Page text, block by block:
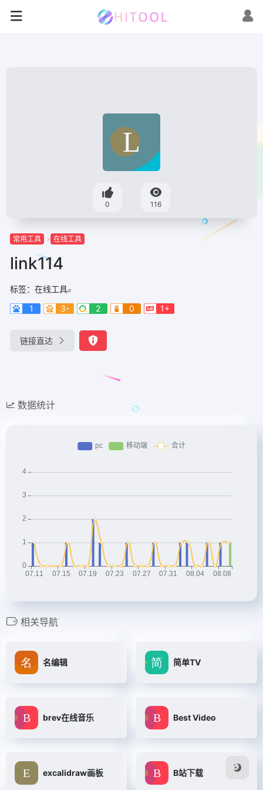
0 116
常用工具 在线工具
link114
标签： 在线工具
1
3- 2 0 1+
链接直达
数据统计
相关导航
名编辑 简单TV
brev在线音乐 Best Video
excalidraw画板 B站下载